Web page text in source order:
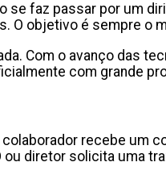
faz passar por um
objetivo é sempre o
Com o avanço das
com grande
recebe um
diretor solicita uma